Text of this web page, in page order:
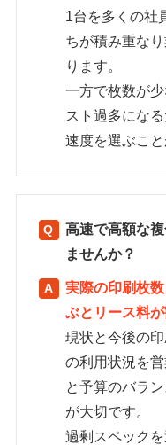
1台を多くの社
ちが積み重な
ります。
一方で枚数が
スト過多にな
速度を選ぶこと
高速で高額な
ませんか？
実際の印刷枚
ぶとリース料
現状と今後の
の利用状況を
と予算のバラ
が大切です。
過剰スペック